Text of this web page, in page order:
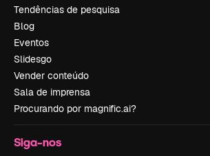
Tendências de pesquisa
Blog
Eventos
Slidesgo
Vender conteúdo
Sala de imprensa
Procurando por magnific.ai?
Siga-nos